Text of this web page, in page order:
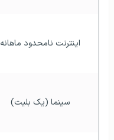
اینترنت نامحدود ماهانه
سینما (یک بلیت)